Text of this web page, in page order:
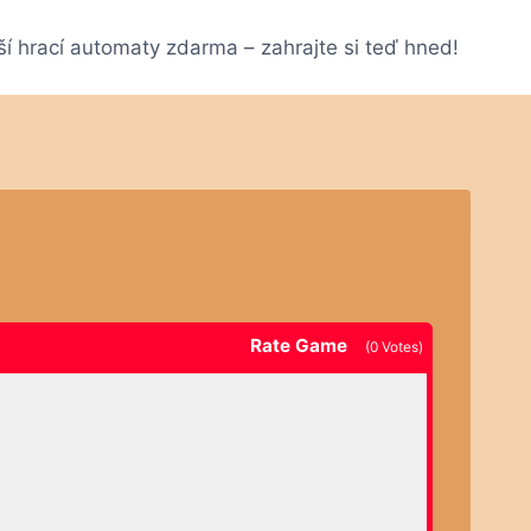
hrací automaty zdarma – zahrajte si teď hned!
Rate Game (0 Votes)